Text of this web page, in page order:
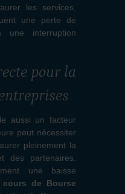
les services,
une perte de
une interruption
pour la
aussi un facteur
peut nécessiter
pleinement la
des partenaires.
une baisse
de Bourse